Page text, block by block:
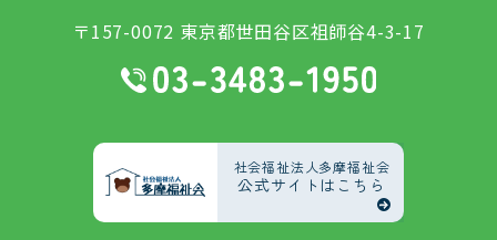
〒157-0072 東京都世田谷区祖師谷4-3-17
社会福祉法人多摩福祉会
公式サイトはこちら